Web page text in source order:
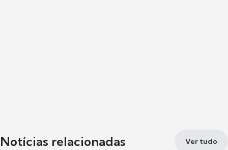
Notícias relacionadas Ver tudo